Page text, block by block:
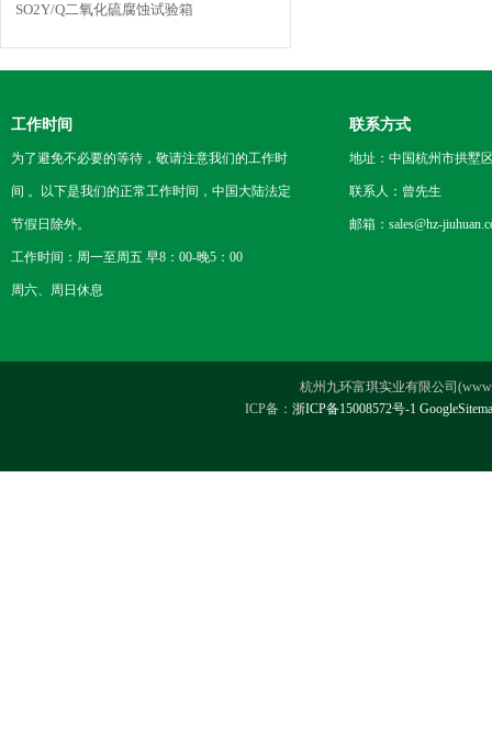
SO2Y/Q二氧化硫腐蚀试验箱
工作时间
为了避免不必要的等待，敬请注意我们的工作时
间 。以下是我们的正常工作时间，中国大陆法定
节假日除外。
工作时间：周一至周五 早8：00-晚5：00
周六、周日休息
联系方式
地址：中国杭州市拱墅
联系人：曾先生
邮箱：sales@hz-
杭州九环富琪实业有限公司
ICP备： 浙ICP备15008572号-1